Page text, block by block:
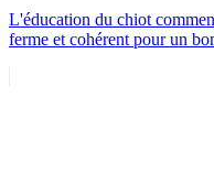
L'éducation du chiot
ferme et cohérent pour un